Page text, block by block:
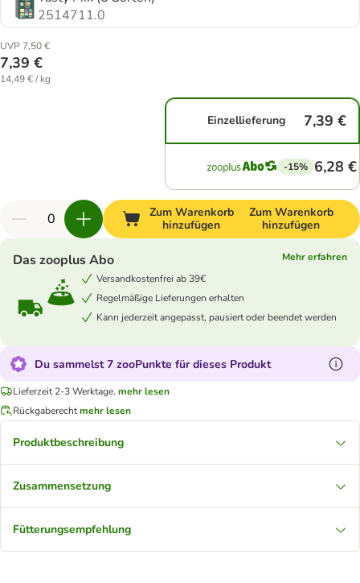
2514711.0
UVP 7,50 €
7,39 €
14,49 € / kg
Einzellieferung 7,39 €
-15% 6,28 €
Zum Warenkorb
hinzufügen
Zum Warenkorb
hinzufügen
Das zooplus Abo
Mehr erfahren
Versandkostenfrei ab 39€
Regelmäßige Lieferungen erhalten
Kann jederzeit angepasst, pausiert oder beendet werden
Du sammelst 7 zooPunkte für dieses Produkt
Lieferzeit 2-3 Werktage. mehr lesen
Rückgaberechtmehr lesen
Produktbeschreibung
Zusammensetzung
Fütterungsempfehlung